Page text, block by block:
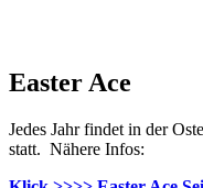
Easter Ace
Jedes Jahr findet in der
statt. Nähere Infos: